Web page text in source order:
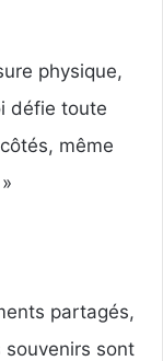
physique,
défie toute
même
partagés,
souvenirs sont